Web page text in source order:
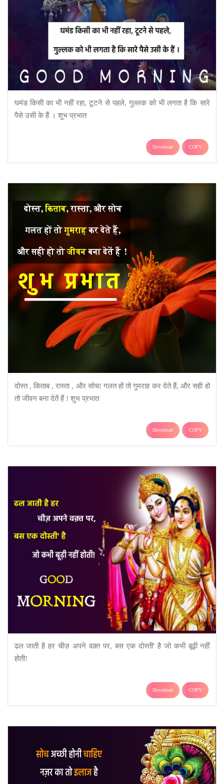
घमंड किसी का भी नहीं रहा, टूटने से पहले, गुल्लक को भी लगता है कि सारे
पैसे उसी के हैं । शुभ प्रभात
Download COPY
दोस्त , किताब , रास्ता , और सोच! गलत हों तो गुमराह कर देते हैं, और सही हो
तो जीवन बना देतें हैं ! शुभ प्रभात
Download COPY
ढल जाती है हर चीज़ अपने वक़्त पर, बस एक दोस्ती' है जो कभी बूढ़ी नहीं
होती!
Download COPY